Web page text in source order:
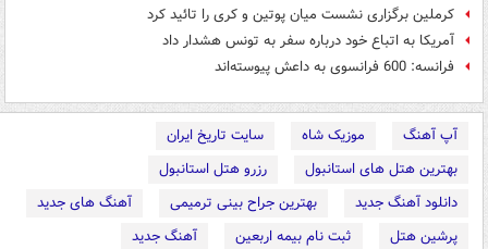
کرملین برگزاری نشست میان پوتین و کری را تائید کرد
آمریکا به اتباع خود درباره سفر به تونس هشدار داد
فرانسه: 600 فرانسوی به داعش پیوسته‌اند
آپ آهنگ موزیک شاه
سایت تاریخ ایران
بهترین هتل های استانبول
رزرو هتل استانبول
دانلود آهنگ جدید
بهترین جراح بینی ترمیمی
آهنگ های جدید
پرشین هتل
ثبت نام بیمه اربعین
آهنگ جدید